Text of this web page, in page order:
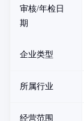
审核/年检日
期
企业类型
所属行业
经营范围